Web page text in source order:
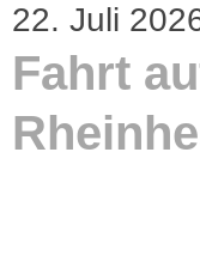
22. Juli
Fahrt